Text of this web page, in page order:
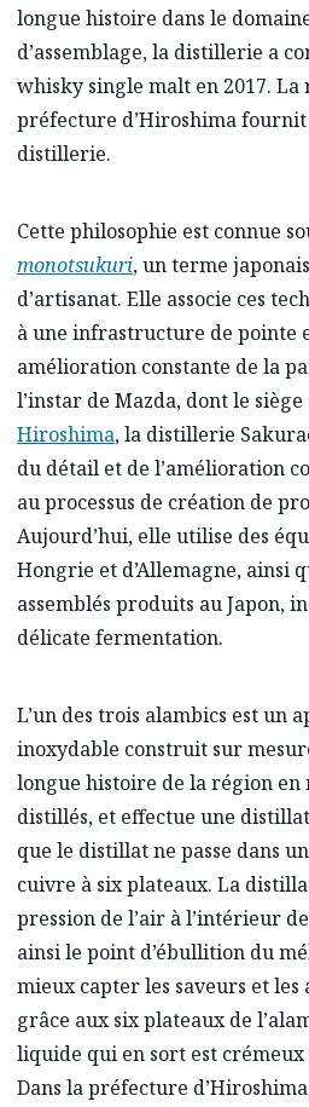
longue histoire dans le
d’assemblage, la distillerie a
whisky single malt en 2017. La
préfecture d’Hiroshima fournit
distillerie.
Cette philosophie est connue
monotsukuri, un terme
d’artisanat. Elle associe ces
à une infrastructure de pointe
amélioration constante de la
l’instar de Mazda, dont le
Hiroshima, la distillerie
du détail et de l’amélioration
au processus de création de
Aujourd’hui, elle utilise des
Hongrie et d’Allemagne, ainsi
assemblés produits au Japon,
délicate fermentation.
L’un des trois alambics est un
inoxydable construit sur
longue histoire de la région en
distillés, et effectue une
que le distillat ne passe dans
cuivre à six plateaux. La
pression de l’air à l’intérieur
ainsi le point d’ébullition du
mieux capter les saveurs et les
grâce aux six plateaux de
liquide qui en sort est crémeux
Dans la préfecture